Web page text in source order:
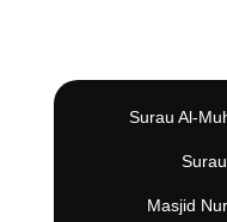
Surau Al-
Masjid